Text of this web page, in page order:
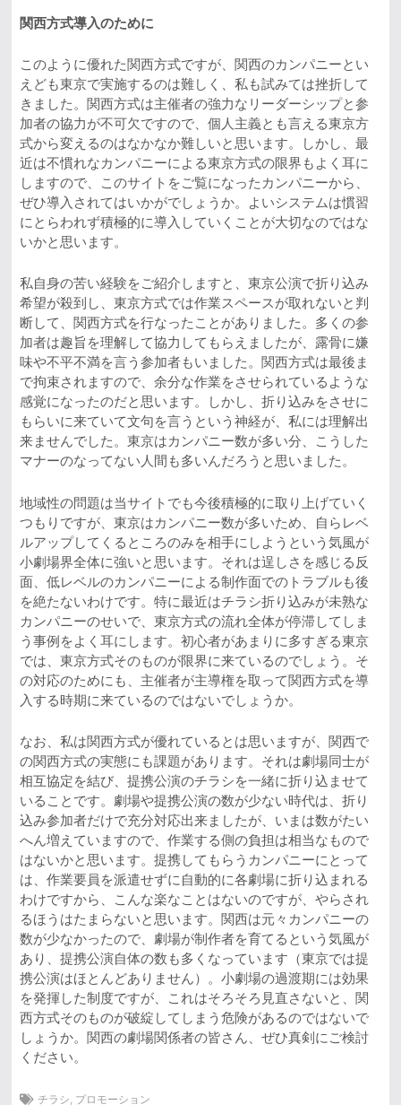
関西方式導入のために
このように優れた関西方式ですが、関西のカンパニーとい
えども東京で実施するのは難しく、私も試みては挫折して
きました。関西方式は主催者の強力なリーダーシップと参
加者の協力が不可欠ですので、個人主義とも言える東京方
式から変えるのはなかなか難しいと思います。しかし、最
近は不慣れなカンパニーによる東京方式の限界もよく耳に
しますので、このサイトをご覧になったカンパニーから、
ぜひ導入されてはいかがでしょうか。よいシステムは慣習
にとらわれず積極的に導入していくことが大切なのではな
いかと思います。
私自身の苦い経験をご紹介しますと、東京公演で折り込み
希望が殺到し、東京方式では作業スペースが取れないと判
断して、関西方式を行なったことがありました。多くの参
加者は趣旨を理解して協力してもらえましたが、露骨に嫌
味や不平不満を言う参加者もいました。関西方式は最後ま
で拘束されますので、余分な作業をさせられているような
感覚になったのだと思います。しかし、折り込みをさせに
もらいに来ていて文句を言うという神経が、私には理解出
来ませんでした。東京はカンパニー数が多い分、こうした
マナーのなってない人間も多いんだろうと思いました。
地域性の問題は当サイトでも今後積極的に取り上げていく
つもりですが、東京はカンパニー数が多いため、自らレベ
ルアップしてくるところのみを相手にしようという気風が
小劇場界全体に強いと思います。それは逞しさを感じる反
面、低レベルのカンパニーによる制作面でのトラブルも後
を絶たないわけです。特に最近はチラシ折り込みが未熟な
カンパニーのせいで、東京方式の流れ全体が停滞してしま
う事例をよく耳にします。初心者があまりに多すぎる東京
では、東京方式そのものが限界に来ているのでしょう。そ
の対応のためにも、主催者が主導権を取って関西方式を導
入する時期に来ているのではないでしょうか。
なお、私は関西方式が優れているとは思いますが、関西で
の関西方式の実態にも課題があります。それは劇場同士が
相互協定を結び、提携公演のチラシを一緒に折り込ませて
いることです。劇場や提携公演の数が少ない時代は、折り
込み参加者だけで充分対応出来ましたが、いまは数がたい
へん増えていますので、作業する側の負担は相当なもので
はないかと思います。提携してもらうカンパニーにとって
は、作業要員を派遣せずに自動的に各劇場に折り込まれる
わけですから、こんな楽なことはないのですが、やらされ
るほうはたまらないと思います。関西は元々カンパニーの
数が少なかったので、劇場が制作者を育てるという気風が
あり、提携公演自体の数も多くなっています（東京では提
携公演はほとんどありません）。小劇場の過渡期には効果
を発揮した制度ですが、これはそろそろ見直さないと、関
西方式そのものが破綻してしまう危険があるのではないで
しょうか。関西の劇場関係者の皆さん、ぜひ真剣にご検討
ください。
チラシ, プロモーション